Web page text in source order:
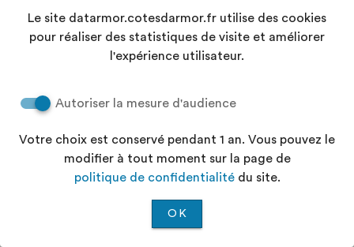
Le site datarmor.cotesdarmor.fr utilise des cookies
pour réaliser des statistiques de visite et améliorer
l'expérience utilisateur.
Autoriser la mesure d'audience
Votre choix est conservé pendant 1 an. Vous pouvez le
modifier à tout moment sur la page de
politique de confidentialitédu site.
OK